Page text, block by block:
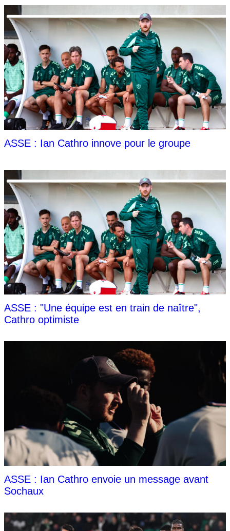
ASSE : Ian Cathro innove pour le groupe
ASSE : "Une équipe est en train de naître",
Cathro optimiste
ASSE : Ian Cathro envoie un message avant
Sochaux